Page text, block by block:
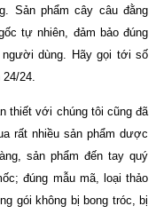
Sản phẩm cây câu đằng
tự nhiên, đảm bảo đúng
dùng. Hãy gọi tới số
24.
thiết với chúng tôi cũng đã
rất nhiều sản phẩm dược
sản phẩm đến tay quý
đúng mẫu mã, loại thảo
gói không bị bong tróc, bị